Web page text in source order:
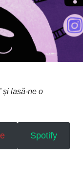
și lasă-ne o
Spotify